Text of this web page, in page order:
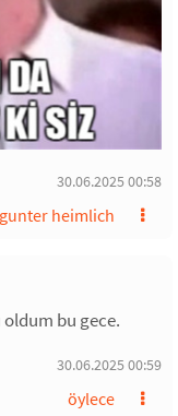
30.06.2025 00:58
gunter heimlich
oldum bu gece.
30.06.2025 00:59
öylece